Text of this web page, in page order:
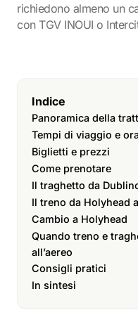
richiedono almeno un
con TGV INOUI o
Indice
Panoramica della
Tempi di viaggio e
Biglietti e prezzi
Come prenotare
Il traghetto da
Il treno da Holyhead
Cambio a Holyhead
Quando treno e
all’aereo
Consigli pratici
In sintesi